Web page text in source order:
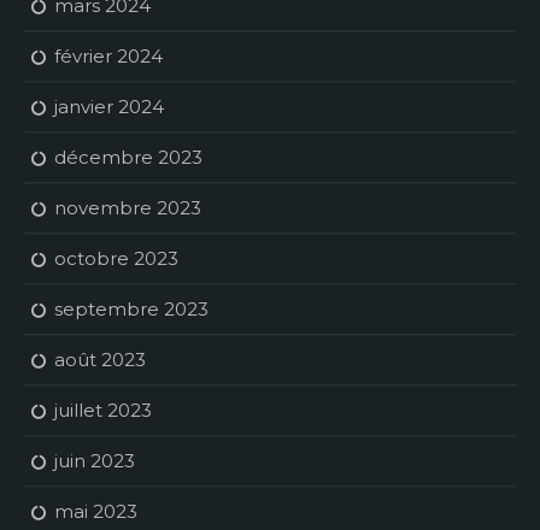
mars 2024
février 2024
janvier 2024
décembre 2023
novembre 2023
octobre 2023
septembre 2023
août 2023
juillet 2023
juin 2023
mai 2023